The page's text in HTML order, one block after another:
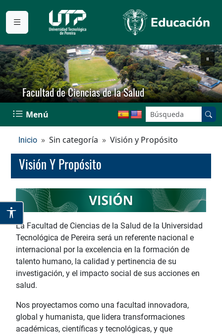
Facultad de Ciencias de la Salud
Menú Buscar en el sitio:
Inicio Sin categoría Visión y Propósito
Visión Y Propósito
La Facultad de Ciencias de la Salud de la Universidad
Tecnológica de Pereira será un referente nacional e
internacional por la excelencia en la formación de
talento humano, la calidad y pertinencia de su
investigación, y el impacto social de sus acciones en
salud.
Nos proyectamos como una facultad innovadora,
global y humanista, que lidera transformaciones
académicas, científicas y tecnológicas, y que